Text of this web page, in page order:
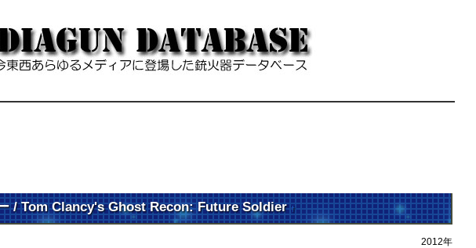
/ Tom Clancy's Ghost Recon: Future Soldier†
2012年